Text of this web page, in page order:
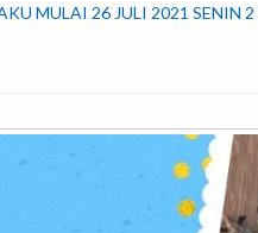
MULAI 26 JULI 2021 SENIN